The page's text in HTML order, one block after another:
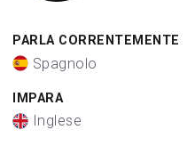
PARLA CORRENTEMENTE
Spagnolo
IMPARA
Inglese